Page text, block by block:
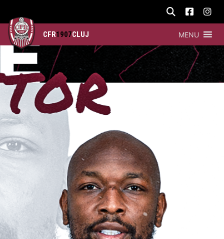
CFR1907CLUJ MENU